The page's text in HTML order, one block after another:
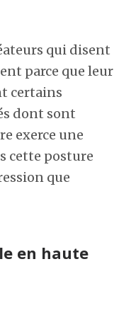
qui disent
parce que leur
certains
dont sont
exerce une
cette posture
que
en haute